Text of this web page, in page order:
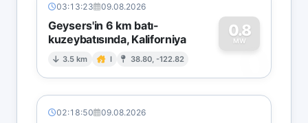
03:13:23 09.08.2026
Geysers'in 6 km batı-
kuzeybatısında, Kaliforniya
3.5 km I 38.80, -122.82
0.8
MW
0
02:18:50 09.08.2026